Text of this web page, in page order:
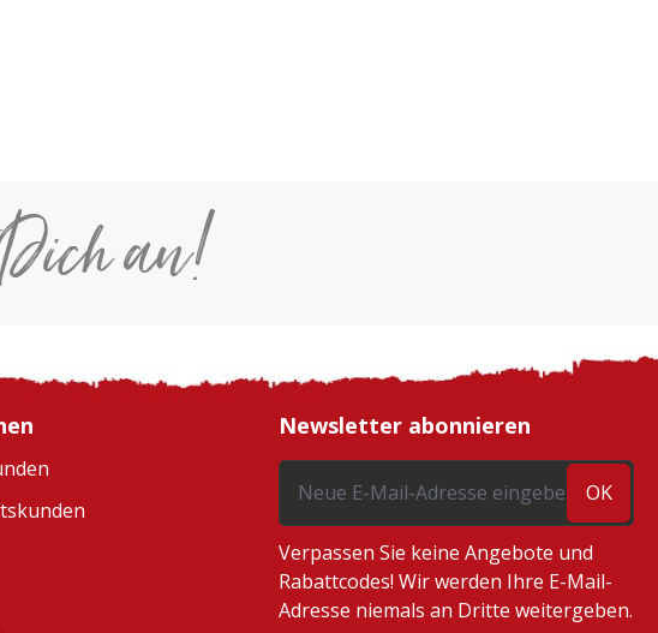
an!
Newsletter abonnieren
OK
Verpassen Sie keine Angebote und
Rabattcodes! Wir werden Ihre E-Mail-
Adresse niemals an Dritte weitergeben.